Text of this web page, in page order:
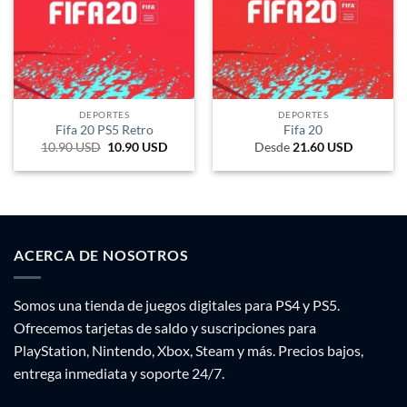
DEPORTES
Fifa 20 PS5 Retro
10.90USD El
original
10.90 USD
actual
DEPORTES
Fifa 20
Desde 21.60 USD
ACERCA DE NOSOTROS
Somos una tienda de juegos digitales para PS4 y PS5.
Ofrecemos tarjetas de saldo y suscripciones para
PlayStation, Nintendo, Xbox, Steam y más. Precios bajos,
entrega inmediata y soporte 24/7.